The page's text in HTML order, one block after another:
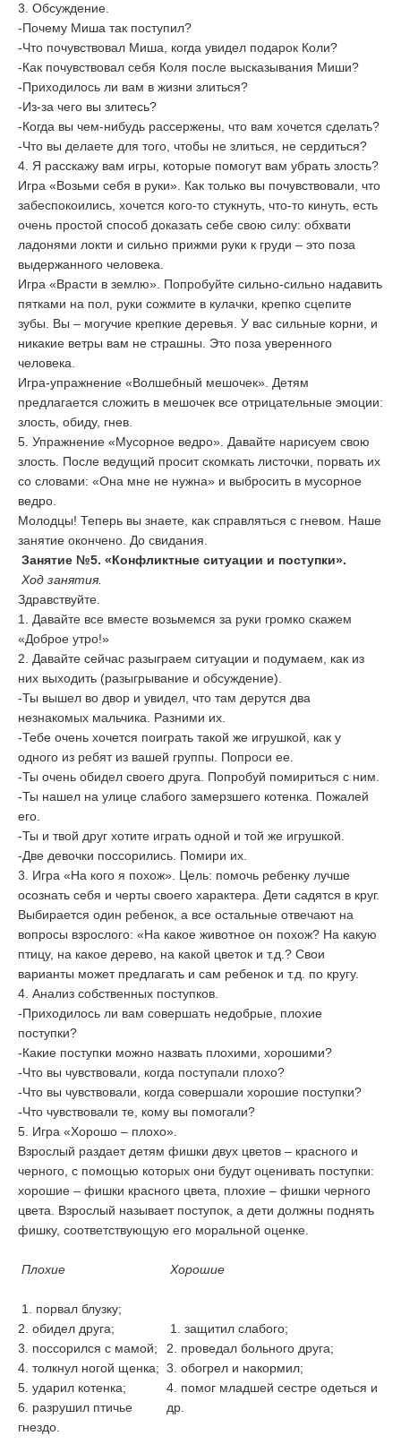
3. Обсуждение.
-Почему Миша так поступил?
-Что почувствовал Миша, когда увидел подарок Коли?
-Как почувствовал себя Коля после высказывания Миши?
-Приходилось ли вам в жизни злиться?
-Из-за чего вы злитесь?
-Когда вы чем-нибудь рассержены, что вам хочется сделать?
-Что вы делаете для того, чтобы не злиться, не сердиться?
4. Я расскажу вам игры, которые помогут вам убрать злость?
Игра «Возьми себя в руки». Как только вы почувствовали, что
забеспокоились, хочется кого-то стукнуть, что-то кинуть, есть
очень простой способ доказать себе свою силу: обхвати
ладонями локти и сильно прижми руки к груди – это поза
выдержанного человека.
Игра «Врасти в землю». Попробуйте сильно-сильно надавить
пятками на пол, руки сожмите в кулачки, крепко сцепите
зубы. Вы – могучие крепкие деревья. У вас сильные корни, и
никакие ветры вам не страшны. Это поза уверенного
человека.
Игра-упражнение «Волшебный мешочек». Детям
предлагается сложить в мешочек все отрицательные эмоции:
злость, обиду, гнев.
5. Упражнение «Мусорное ведро». Давайте нарисуем свою
злость. После ведущий просит скомкать листочки, порвать их
со словами: «Она мне не нужна» и выбросить в мусорное
ведро.
Молодцы! Теперь вы знаете, как справляться с гневом. Наше
занятие окончено. До свидания.
Занятие №5. «Конфликтные ситуации и поступки».
Ход занятия.
Здравствуйте.
1. Давайте все вместе возьмемся за руки громко скажем
«Доброе утро!»
2. Давайте сейчас разыграем ситуации и подумаем, как из
них выходить (разыгрывание и обсуждение).
-Ты вышел во двор и увидел, что там дерутся два
незнакомых мальчика. Разними их.
-Тебе очень хочется поиграть такой же игрушкой, как у
одного из ребят из вашей группы. Попроси ее.
-Ты очень обидел своего друга. Попробуй помириться с ним.
-Ты нашел на улице слабого замерзшего котенка. Пожалей
его.
-Ты и твой друг хотите играть одной и той же игрушкой.
-Две девочки поссорились. Помири их.
3. Игра «На кого я похож». Цель: помочь ребенку лучше
осознать себя и черты своего характера. Дети садятся в круг.
Выбирается один ребенок, а все остальные отвечают на
вопросы взрослого: «На какое животное он похож? На какую
птицу, на какое дерево, на какой цветок и т.д.? Свои
варианты может предлагать и сам ребенок и т.д. по кругу.
4. Анализ собственных поступков.
-Приходилось ли вам совершать недобрые, плохие
поступки?
-Какие поступки можно назвать плохими, хорошими?
-Что вы чувствовали, когда поступали плохо?
-Что вы чувствовали, когда совершали хорошие поступки?
-Что чувствовали те, кому вы помогали?
5. Игра «Хорошо – плохо».
Взрослый раздает детям фишки двух цветов – красного и
черного, с помощью которых они будут оценивать поступки:
хорошие – фишки красного цвета, плохие – фишки черного
цвета. Взрослый называет поступок, а дети должны поднять
фишку, соответствующую его моральной оценке.
Плохие Хорошие
1. порвал блузку;
2. обидел друга;
3. поссорился с мамой;
4. толкнул ногой щенка;
5. ударил котенка;
6. разрушил птичье
гнездо.
1. защитил слабого;
2. проведал больного друга;
3. обогрел и накормил;
4. помог младшей сестре одеться и
др.